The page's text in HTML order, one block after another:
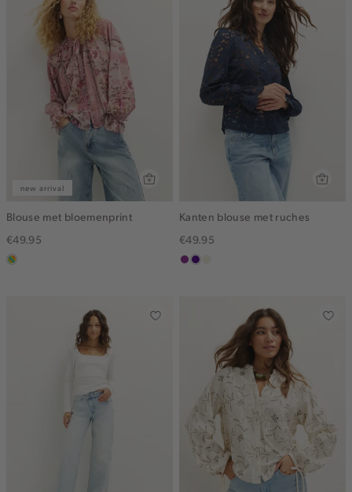
new arrival
Blouse met bloemenprint
€49.95
meerkleurig
Kanten blouse met ruches
€49.95
middenpaars
indigo